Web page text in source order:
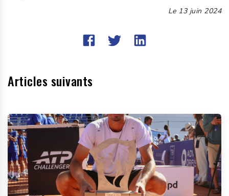
Le 13 juin 2024
Articles suivants